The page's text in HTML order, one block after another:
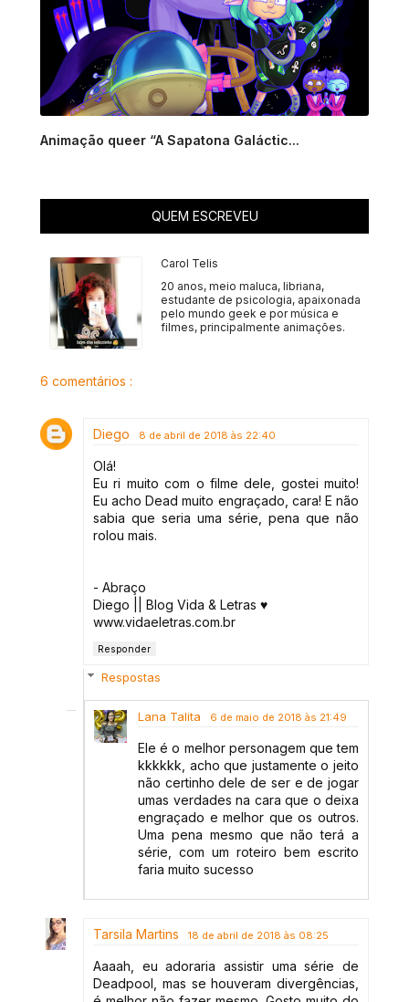
Animação queer “A Sapatona Galáctic...
QUEM ESCREVEU
Carol Telis
20 anos, meio maluca, libriana,
estudante de psicologia, apaixonada
pelo mundo geek e por música e
filmes, principalmente animações.
6 comentários :
Diego 8 de abril de 2018 às 22:40
Olá!
Eu ri muito com o filme dele, gostei muito!
Eu acho Dead muito engraçado, cara! E não
sabia que seria uma série, pena que não
rolou mais.
- Abraço
Diego || Blog Vida & Letras ♥
www.vidaeletras.com.br
Responder
Respostas
Lana Talita 6 de maio de 2018 às 21:49
Ele é o melhor personagem que tem
kkkkkk, acho que justamente o jeito
não certinho dele de ser e de jogar
umas verdades na cara que o deixa
engraçado e melhor que os outros.
Uma pena mesmo que não terá a
série, com um roteiro bem escrito
faria muito sucesso
Tarsila Martins 18 de abril de 2018 às 08:25
Aaaah, eu adoraria assistir uma série de
Deadpool, mas se houveram divergências,